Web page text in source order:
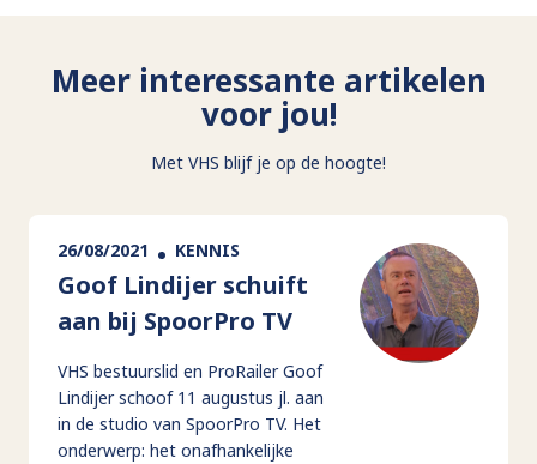
Meer interessante artikelen
voor jou!
Met VHS blijf je op de hoogte!
26/08/2021 KENNIS
Goof Lindijer schuift
aan bij SpoorPro TV
VHS bestuurslid en ProRailer Goof
Lindijer schoof 11 augustus jl. aan
in de studio van SpoorPro TV. Het
onderwerp: het onafhankelijke